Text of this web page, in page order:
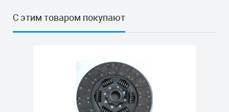
С этим товаром покупают